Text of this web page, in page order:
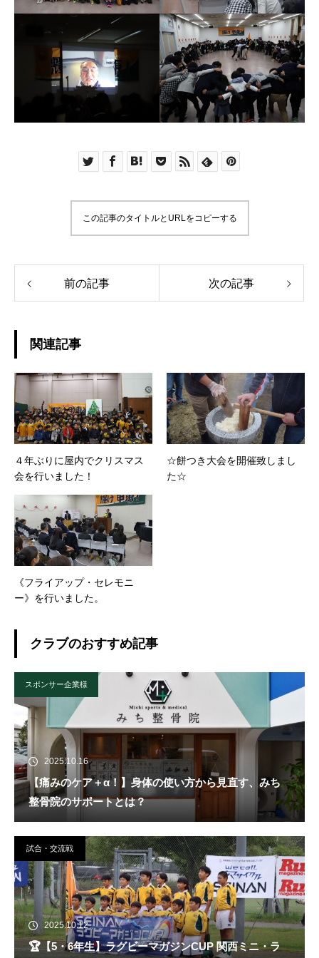
この記事のタイトルとURLをコピーする
前の記事 次の記事
関連記事
４年ぶりに屋内でクリスマス
会を行いました！
☆餅つき大会を開催致しまし
た☆
《フライアップ・セレモニ
ー》を行いました。
クラブのおすすめ記事
スポンサー企業様
2025.10.16
【痛みのケア＋α！】身体の使い方から見直す、みち
整骨院のサポートとは？
試合・交流戦
2025.10.12
🏆️【5・6年生】ラグビーマガジンCUP 関西ミニ・ラ